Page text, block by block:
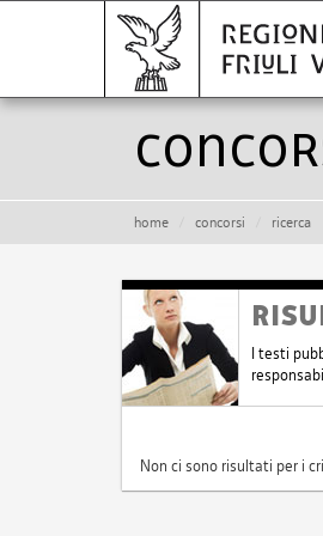
home concorsi ricerca
I testi
Non ci sono risultati per i